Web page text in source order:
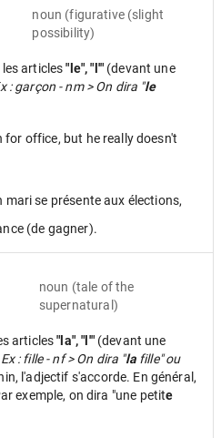
noun (figurative (slight
possibility)
les articles"le", "l'" (devant une
: garçon - nm > On dira "le
office, but he really doesn't
mari se présente aux élections,
(de gagner).
noun (tale of the
supernatural)
articles"la", "l'" (devant une
Ex : fille - nf > On dira "lafille" ou
l'adjectif s'accorde. En général,
exemple, on dira "une petite